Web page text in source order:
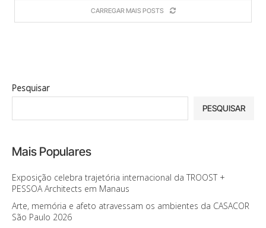
CARREGAR MAIS POSTS
Pesquisar
PESQUISAR
Mais Populares
Exposição celebra trajetória internacional da TROOST +
PESSOA Architects em Manaus
Arte, memória e afeto atravessam os ambientes da CASACOR
São Paulo 2026